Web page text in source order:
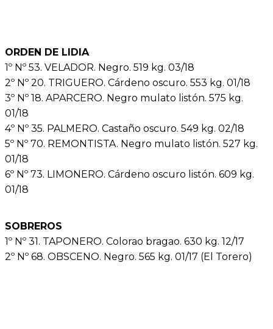
ORDEN DE LIDIA
1º Nº 53. VELADOR. Negro. 519 kg. 03/18
2º Nº 20. TRIGUERO. Cárdeno oscuro. 553 kg. 01/18
3º Nº 18. APARCERO. Negro mulato listón. 575 kg.
01/18
4º Nº 35. PALMERO. Castaño oscuro. 549 kg. 02/18
5º Nº 70. REMONTISTA. Negro mulato listón. 527 kg.
01/18
6º Nº 73. LIMONERO. Cárdeno oscuro listón. 609 kg.
01/18
SOBREROS
1º Nº 31. TAPONERO. Colorao bragao. 630 kg. 12/17
2º Nº 68. OBSCENO. Negro. 565 kg. 01/17 (El Torero)